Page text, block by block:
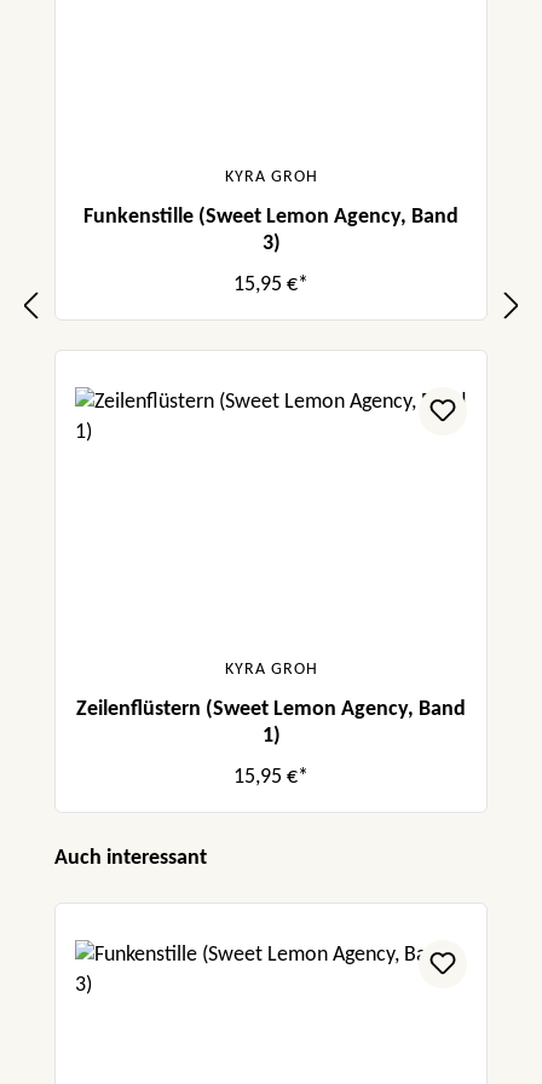
KYRA GROH
Funkenstille (Sweet Lemon Agency, Band
3)
15,95 €*
KYRA GROH
Zeilenflüstern (Sweet Lemon Agency, Band
1)
15,95 €*
Produktgalerie überspringen
Auch interessant